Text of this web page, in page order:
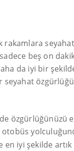
rakamlara
beş on
da iyi bir
seyahat
özgürlüğünüzü
otobüs
en iyi şekilde